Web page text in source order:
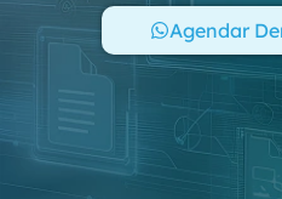
Agendar